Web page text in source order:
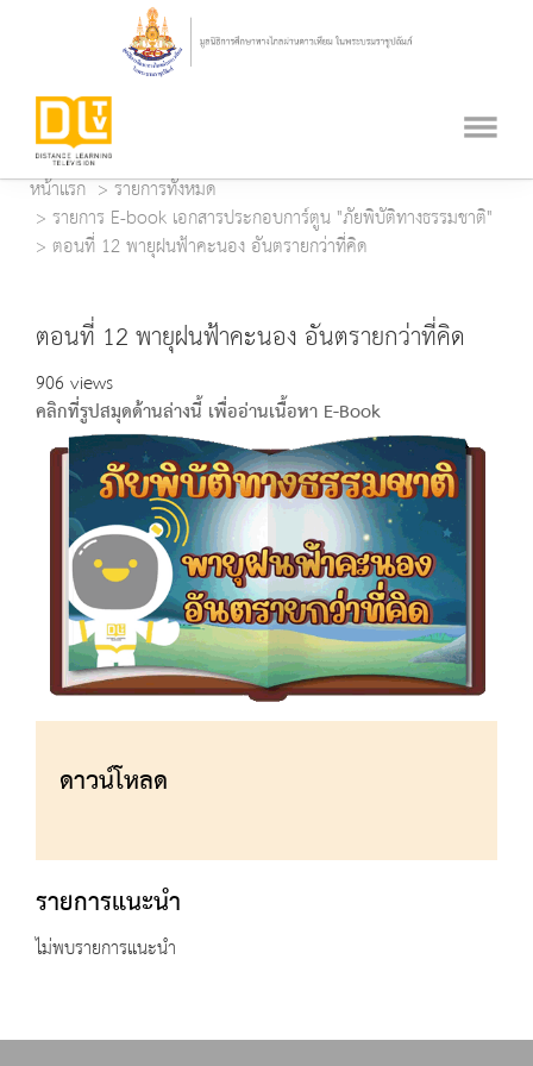
หน้าแรก
รายการทั้งหมด
รายการ E-book เอกสารประกอบการ์ตูน "ภัยพิบัติทางธรรมชาติ"
ตอนที่ 12 พายุฝนฟ้าคะนอง อันตรายกว่าที่คิด
ตอนที่ 12 พายุฝนฟ้าคะนอง อันตรายกว่าที่คิด
906 views
คลิกที่รูปสมุดด้านล่างนี้ เพื่ออ่านเนื้อหา E-Book
ดาวน์โหลด
รายการแนะนำ
ไม่พบรายการแนะนำ